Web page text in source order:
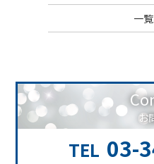
一
お
TEL 03-